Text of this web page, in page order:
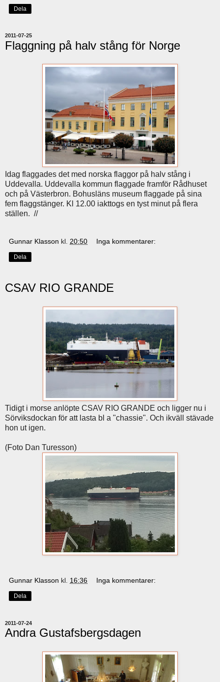
Dela
2011-07-25
Flaggning på halv stång för Norge
Idag flaggades det med norska flaggor på halv stång i
Uddevalla. Uddevalla kommun flaggade framför Rådhuset
och på Västerbron. Bohusläns museum flaggade på sina
fem flaggstänger. Kl 12.00 iakttogs en tyst minut på flera
ställen. //
Gunnar Klasson kl. 20:50 Inga kommentarer:
Dela
CSAV RIO GRANDE
Tidigt i morse anlöpte CSAV RIO GRANDE och ligger nu i
Sörviksdockan för att lasta bl a "chassie". Och ikväll stävade
hon ut igen.
(Foto Dan Turesson)
Gunnar Klasson kl. 16:36 Inga kommentarer:
Dela
2011-07-24
Andra Gustafsbergsdagen